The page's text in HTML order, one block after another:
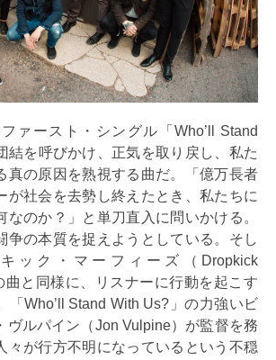
ァースト・シングル「Who’ll Stand
結を呼びかけ、正気を取り戻し、私た
真の原因を熟視する曲だ。「億万長者
が社会を去勢し終えたとき、私たちに
なのか？」と単刀直入に問いかける。
争の本質を捉えようとしている。そし
ック・マーフィーズ（Dropkick
曲と同様に、リスナーに行動を起こす
「Who’ll Stand With Us?」の力強いビ
ヴルパイン（Jon Vulpine）が監督を務
々が行方不明になっているという不穏